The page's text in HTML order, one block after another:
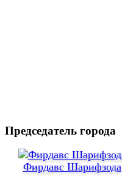
Председатель города
Фирдавс Шарифзода